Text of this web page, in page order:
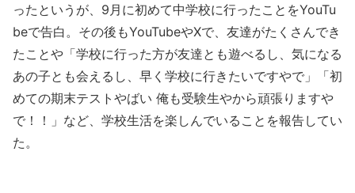
ったというが、9月に初めて中学校に行ったことをYouTu
beで告白。その後もYouTubeやXで、友達がたくさんでき
たことや「学校に行った方が友達とも遊べるし、気になる
あの子とも会えるし、早く学校に行きたいですやで」「初
めての期末テストやばい 俺も受験生やから頑張りますや
で！！」など、学校生活を楽しんでいることを報告してい
た。